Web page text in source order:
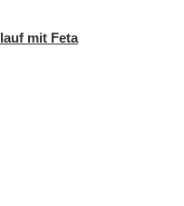
mit Feta